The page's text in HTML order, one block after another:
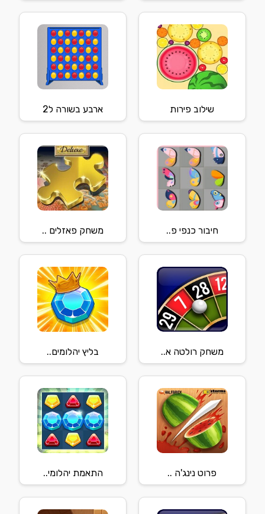
שילוב פירות ארבע בשורה ל2
חיבור כנפי פ.. משחק פאזלים ..
משחק רולטה א.. בליץ יהלומים..
פרוט נינג'ה .. התאמת יהלומי..